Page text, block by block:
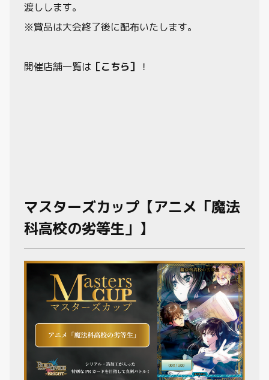
渡しします。
※賞品は大会終了後に配布いたします。
開催店舗一覧は ［こちら］ ！
マスターズカップ【アニメ「魔法
科高校の劣等生」】